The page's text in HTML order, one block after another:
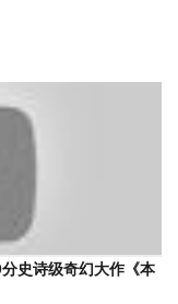
史诗级奇幻大作《本